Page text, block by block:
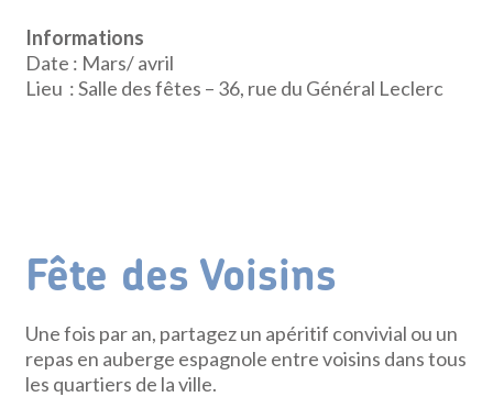
Informations
Date : Mars/ avril
Lieu : Salle des fêtes – 36, rue du Général Leclerc
Fête des Voisins
Une fois par an, partagez un apéritif convivial ou un
repas en auberge espagnole entre voisins dans tous
les quartiers de la ville.